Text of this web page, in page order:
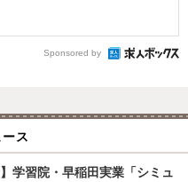
Sponsored by
ス
学習院・早稲田実業「シミュ